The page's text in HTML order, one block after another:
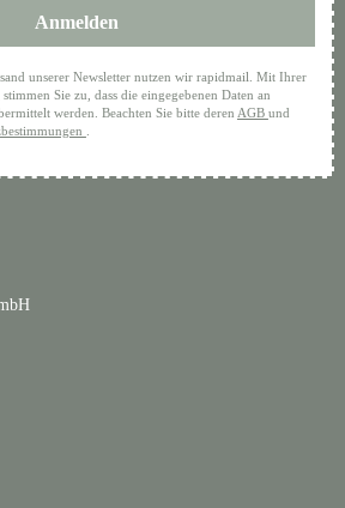
Anmelden
unserer Newsletter nutzen wir rapidmail. Mit Ihrer
Sie zu, dass die eingegebenen Daten an
werden. Beachten Sie bitte deren AGB und